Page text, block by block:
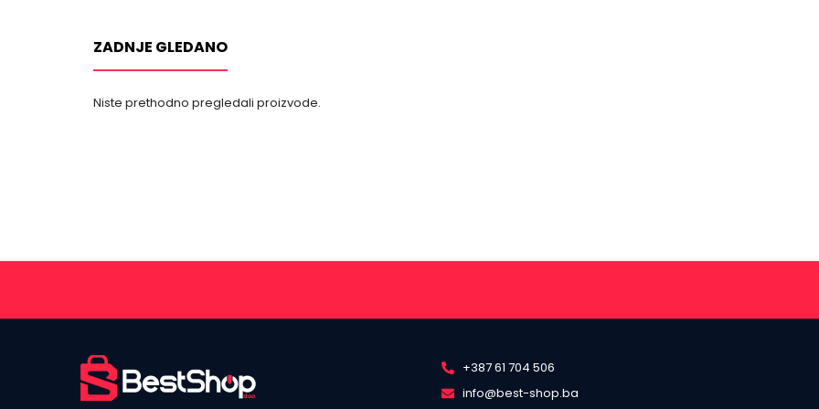
ZADNJE GLEDANO
Niste prethodno pregledali proizvode.
+387 61 704 506
info@best-shop.ba